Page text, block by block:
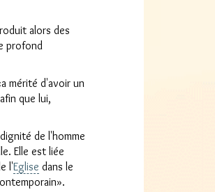
alors des
profond
mérité d'avoir un
que lui,
de l'homme
Elle est liée
l'Eglise dans le